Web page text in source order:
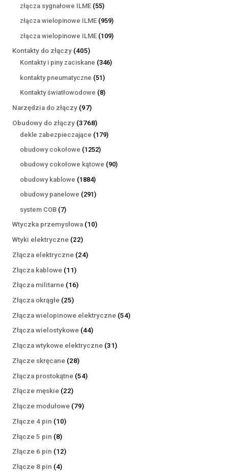
złącza sygnałowe ILME 5555
produktów
złącza wielopinowe ILME 959959
produktów
złącza wielopinowe ILME 109109
Kontakty do złączy 405405
produktów
Kontakty i piny zaciskane 346346
kontakty pneumatyczne 5151
produktów
Kontakty światłowodowe 88
Narzędzia do złączy 9797
produktów
Obudowy do złączy 37683768
produktów
dekle zabezpieczające 179179
obudowy cokołowe 12521252
produkty
obudowy cokołowe kątowe 9090
obudowy kablowe 18841884
produkty
obudowy panelowe 291291
system COB 77
produktów
Wtyczka przemysłowa 1010
Wtyki elektryczne 2222
produkty
Złącza elektryczne 2424
Złącza kablowe 1111
produktów
Złącza militarne 1616
Złącza okrągłe 2525
produktów
Złącza wielopinowe elektryczne 5454
Złącza wielostykowe 4444
produkty
Złącza wtykowe elektryczne 3131
Złącze skręcane 2828
produktów
Złącza prostokątne 5454
Złącze męskie 2222
produkty
Złącze modułowe 7979
Złącze 4 pin 1010
Złącze 5 pin 88
produktów
Złącze 6 pin 1212
Złącze 8 pin 44